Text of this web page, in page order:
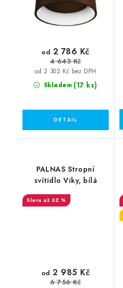
Skladem (17 ks)
od 2 302 Kč bez DPH
od 2 786 Kč
4 643 Kč
PALNAS Stropní
svítidlo Viky, bílá
až 62 %
od 2 985 Kč
6 756 Kč